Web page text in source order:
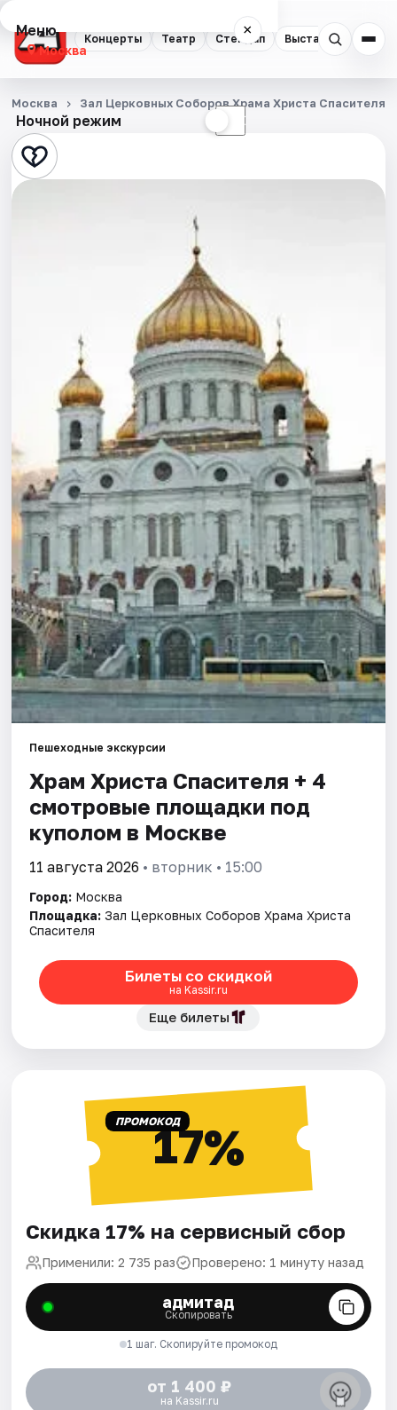
Концерты Театр Стендап Выставки
Меню ×
Москва
Концерты
Театр
Стендап
События
Площадки
Артисты
Рейтинги
Ночной режим ☾
Москва Зал Церковных Соборов Храма Христа Спасителя
Пешеходные экскурсии
Храм Христа Спасителя + 4
смотровые площадки под
куполом в Москве
11 августа 2026 • вторник • 15:00
Город: Москва
Площадка: Зал Церковных Соборов Храма Христа
Спасителя
Билеты со скидкой
на Kassir.ru
Еще билеты
ПРОМОКОД17%
Скидка 17% на сервисный сбор
Применили: 2 735 раз Проверено: 1 минуту назад
адмитад
Скопировать
1 шаг. Скопируйте промокод
от 1 400 ₽
на Kassir.ru